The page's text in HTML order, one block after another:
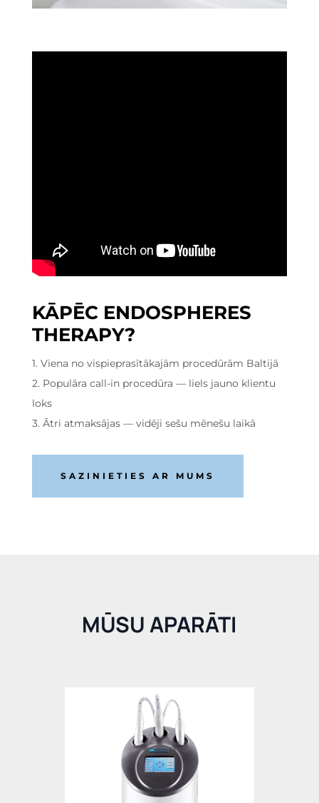
KĀPĒC ENDOSPHERES
THERAPY?
1. Viena no vispieprasītākajām procedūrām Baltijā
2. Populāra call-in procedūra — liels jauno klientu
loks
3. Ātri atmaksājas — vidēji sešu mēnešu laikā
SAZINIETIES AR MUMS
MŪSU APARĀTI